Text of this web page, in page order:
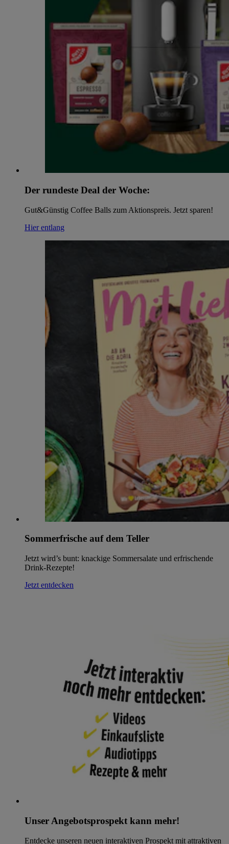
Der rundeste Deal der Woche:
Gut&Günstig Coffee Balls zum Aktionspreis. Jetzt sparen!
Hier entlang
Sommerfrische auf dem Teller
Jetzt wird’s bunt: knackige Sommersalate und erfrischende
Drink-Rezepte!
Jetzt entdecken
Unser Angebotsprospekt kann mehr!
Entdecke unseren neuen interaktiven Prospekt mit attraktiven